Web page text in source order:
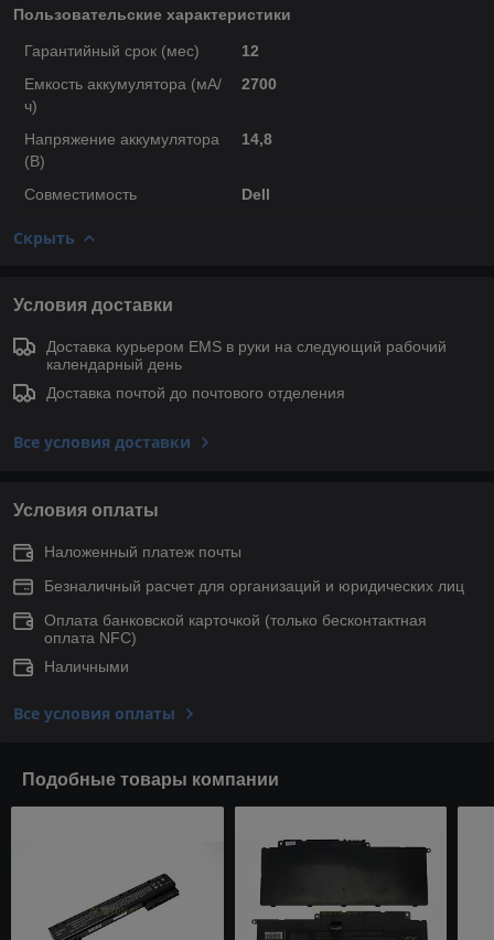
Пользовательские характеристики
Гарантийный срок (мес)
12
Емкость аккумулятора (мА/
ч)
2700
Напряжение аккумулятора
(В)
14,8
Совместимость Dell
Скрыть
Условия доставки
Доставка курьером EMS в руки на следующий рабочий
календарный день
Доставка почтой до почтового отделения
Все условия доставки
Условия оплаты
Наложенный платеж почты
Безналичный расчет для организаций и юридических лиц
Оплата банковской карточкой (только беcконтактная
оплата NFC)
Наличными
Все условия оплаты
Подобные товары компании